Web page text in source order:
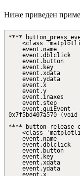
Ниже приведен
****
<class
event.name :
event.key :
event.xdata :
event.ydata :
event.x :
event.y :
event.inaxes :
event.guiEvent :
0x7f5bd407a570 (void
****
<class
event.name :
event.key :
event.xdata :
event.ydata :
event.x :